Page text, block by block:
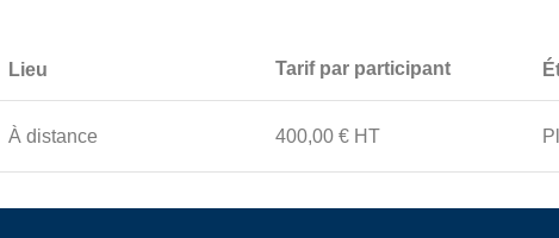
Lieu Tarif par participant
À distance 400,00 € HT